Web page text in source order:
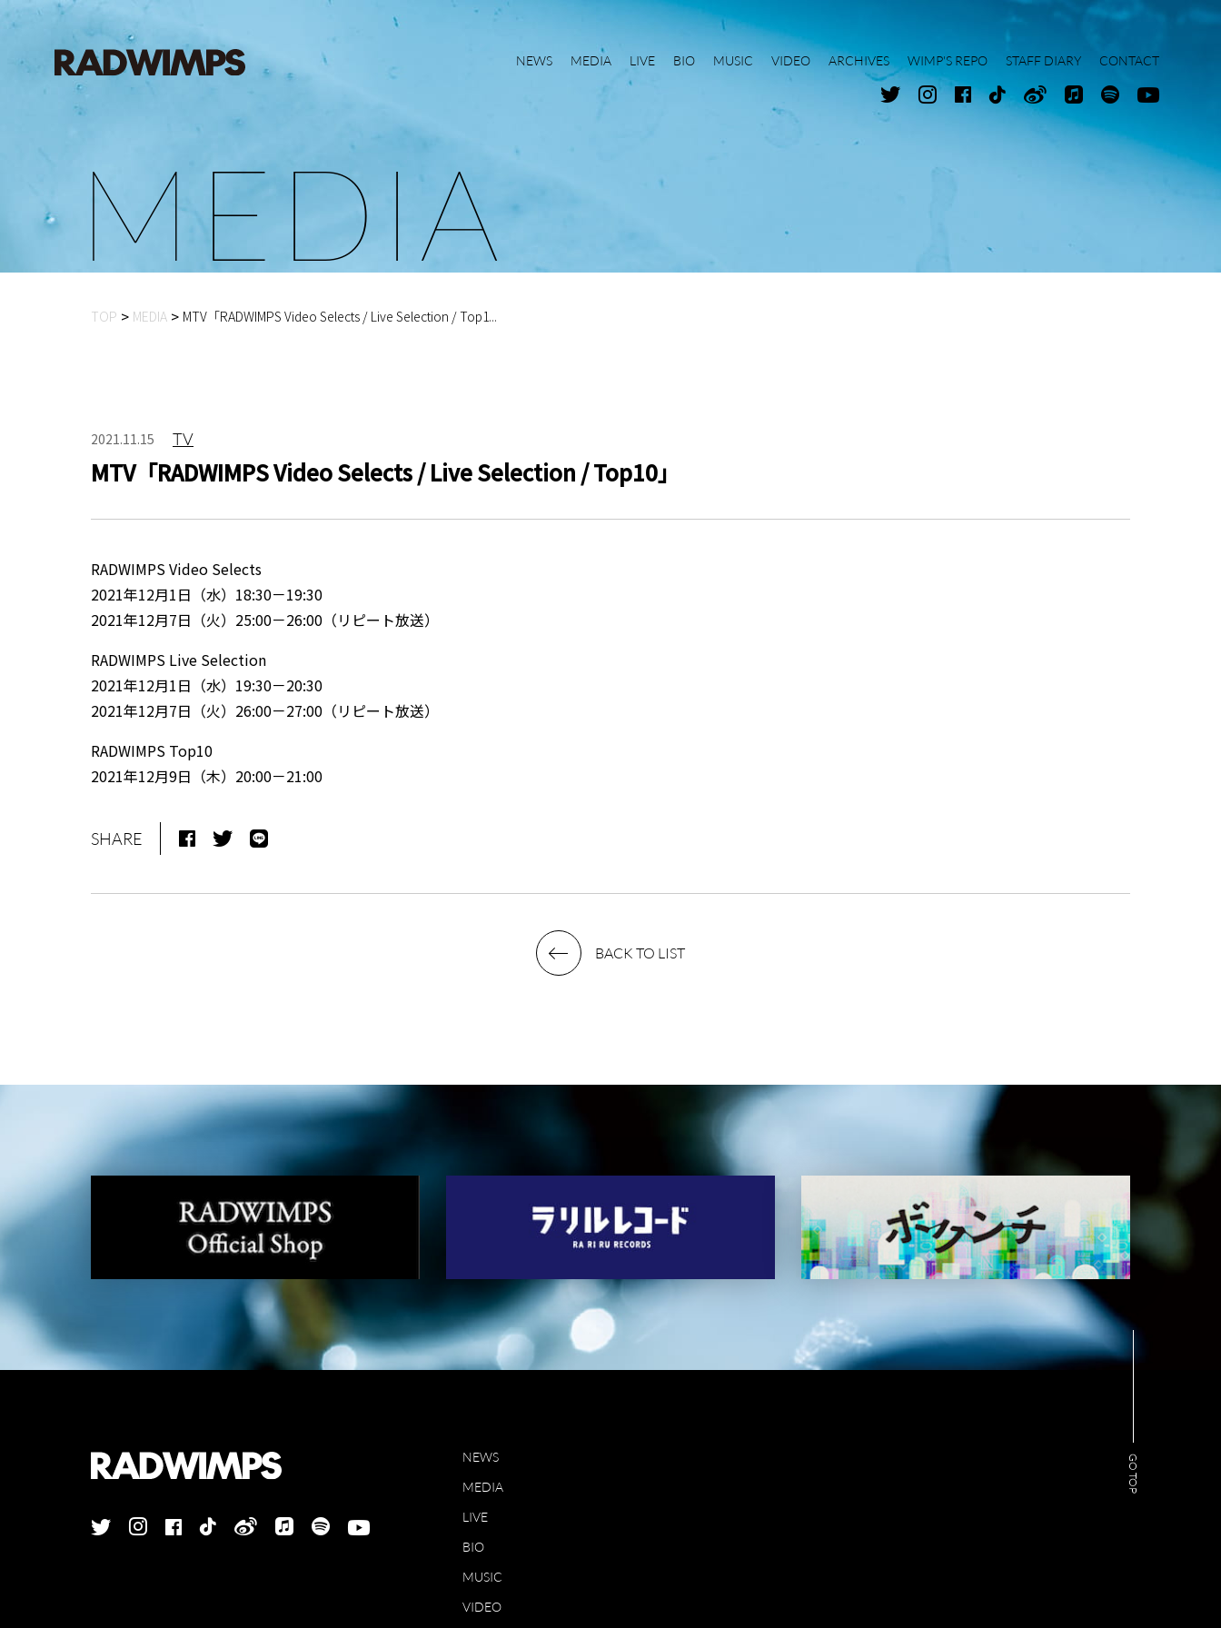
NEWS MEDIA LIVE BIO MUSIC VIDEO ARCHIVES WIMP'S REPO STAFF DIARY CONTACT
MEDIA
TOP MEDIA MTV「RADWIMPS Video Selects / Live Selection / Top1...
2021.11.15 TV
MTV「RADWIMPS Video Selects / Live Selection / Top10」
RADWIMPS Video Selects
2021年12月1日（水）18:30－19:30
2021年12月7日（火）25:00－26:00（リピート放送）
RADWIMPS Live Selection
2021年12月1日（水）19:30－20:30
2021年12月7日（火）26:00－27:00（リピート放送）
RADWIMPS Top10
2021年12月9日（木）20:00－21:00
SHARE
BACK TO LIST
GO TOP
NEWS
MEDIA
LIVE
BIO
MUSIC
VIDEO